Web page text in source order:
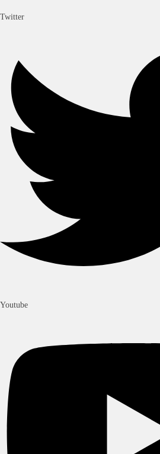
Twitter
Youtube